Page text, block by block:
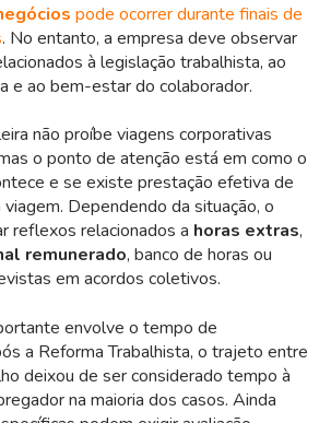
pode ocorrer durante finais de
. No entanto, a empresa deve observar
à legislação trabalhista, ao
e ao bem-estar do colaborador.
não proíbe viagens corporativas
o ponto de atenção está em como o
e se existe prestação efetiva de
Dependendo da situação, o
reflexos relacionados a horas extras,
remunerado, banco de horas ou
em acordos coletivos.
envolve o tempo de
a Reforma Trabalhista, o trajeto entre
deixou de ser considerado tempo à
na maioria dos casos. Ainda